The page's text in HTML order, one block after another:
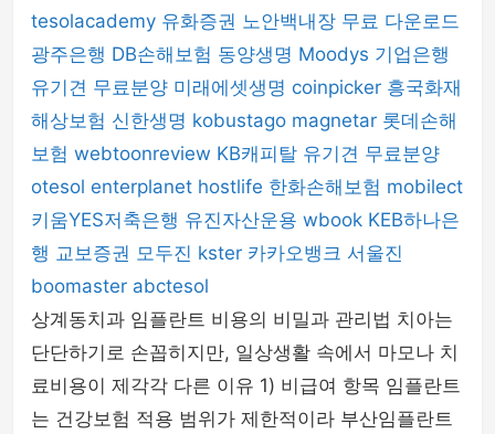
tesolacademy 유화증권 노안백내장 무료 다운로드
광주은행 DB손해보험 동양생명 Moodys 기업은행
유기견 무료분양 미래에셋생명 coinpicker 흥국화재
해상보험 신한생명 kobustago magnetar 롯데손해
보험 webtoonreview KB캐피탈 유기견 무료분양
otesol enterplanet hostlife 한화손해보험 mobilect
키움YES저축은행 유진자산운용 wbook KEB하나은
행 교보증권 모두진 kster 카카오뱅크 서울진
boomaster abctesol
상계동치과 임플란트 비용의 비밀과 관리법 치아는
단단하기로 손꼽히지만, 일상생활 속에서 마모나 치
료비용이 제각각 다른 이유 1) 비급여 항목 임플란트
는 건강보험 적용 범위가 제한적이라 부산임플란트